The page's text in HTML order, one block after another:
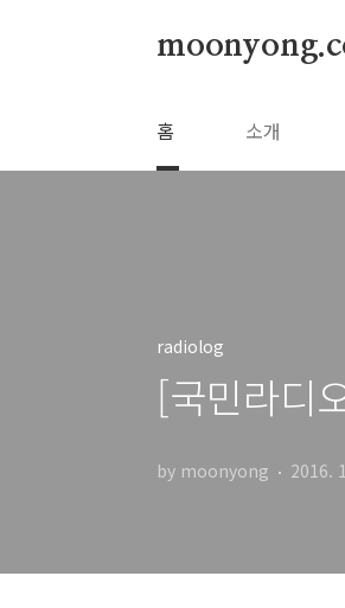
홈 소개
radiolog
[국민라디
by moonyong 2016.